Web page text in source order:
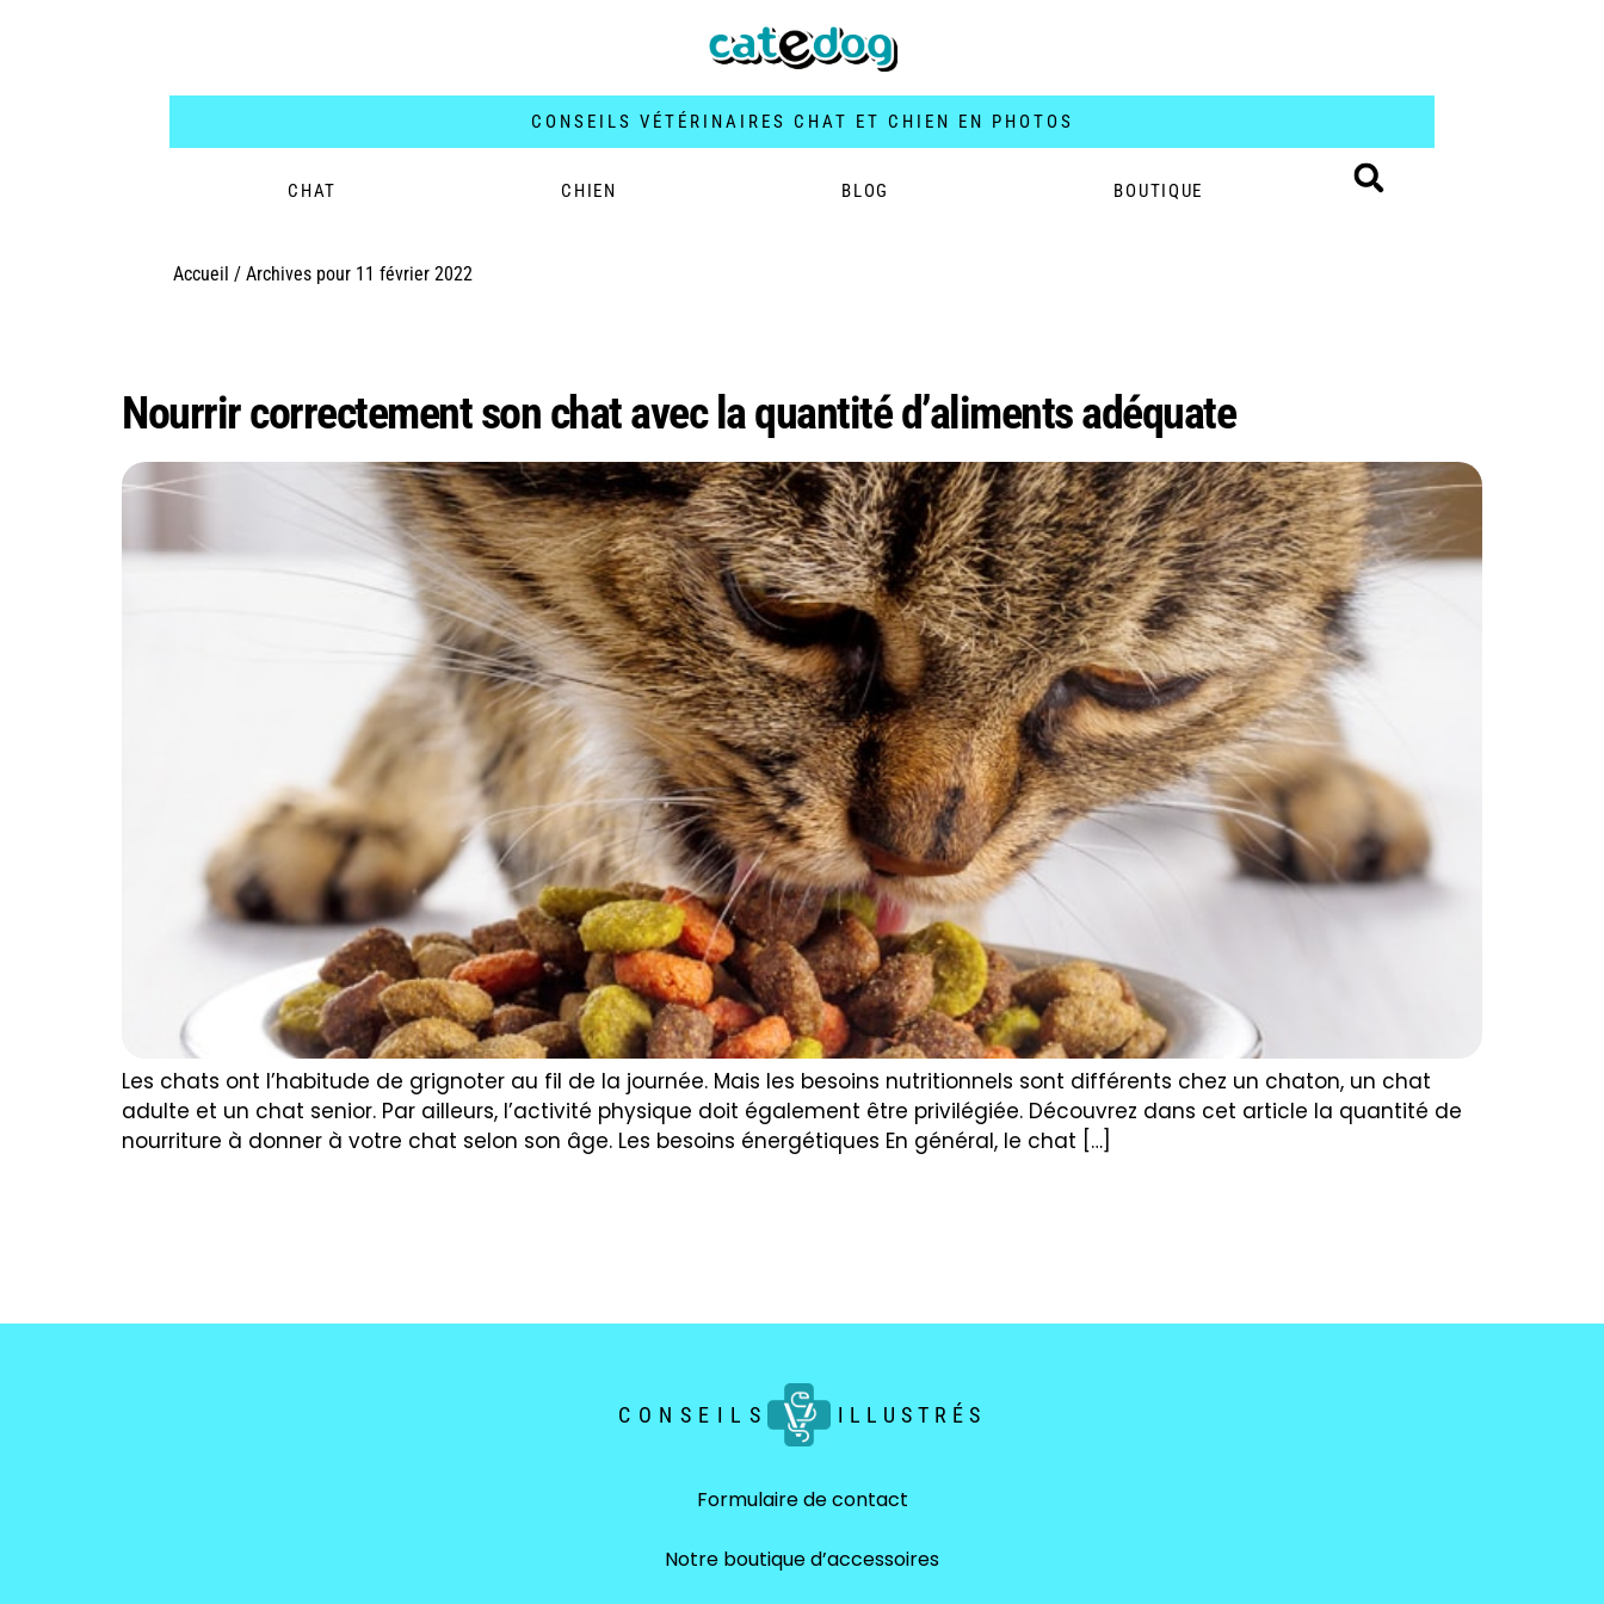
CONSEILS VÉTÉRINAIRES CHAT ET CHIEN EN PHOTOS
CHAT CHIEN BLOG BOUTIQUE
Accueil / Archives pour 11 février 2022
Nourrir correctement son chat avec la quantité d’aliments adéquate
Les chats ont l’habitude de grignoter au fil de la journée. Mais les besoins nutritionnels sont différents chez un chaton, un chat
adulte et un chat senior. Par ailleurs, l’activité physique doit également être privilégiée. Découvrez dans cet article la quantité de
nourriture à donner à votre chat selon son âge. Les besoins énergétiques En général, le chat […]
CONSEILS ILLUSTRÉS
Formulaire de contact
Notre boutique d’accessoires